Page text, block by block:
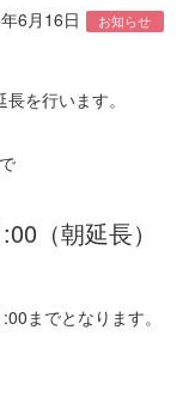
6月16日 お知らせ
を行います。
（朝延長）
までとなります。